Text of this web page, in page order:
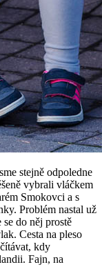
stejně odpoledne
vybrali vláčkem
Smokovci a s
Problém nastal už
do něj prostě
Cesta na pleso
kdy
Fajn, na